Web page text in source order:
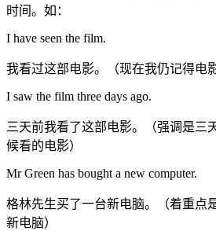
时间。如：
I have seen the film.
我看过这部电影。（现在我仍记得电
I saw the film three days ago.
三天前我看了这部电影。（强调是三
候看的电影）
Mr Green has bought a new computer.
格林先生买了一台新电脑。（着重点
新电脑）